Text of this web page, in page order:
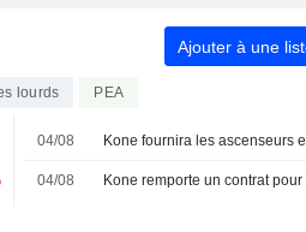
Ajouter à une
lourds PEA
04/08
04/08